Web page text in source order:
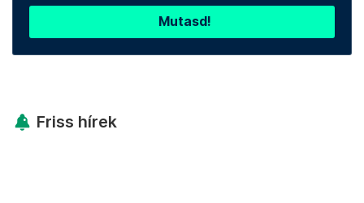
Mutasd!
Friss hírek